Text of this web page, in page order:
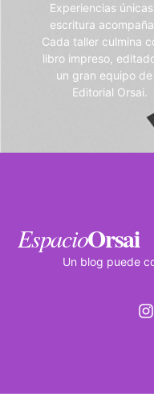
Experiencias
escritura
Cada taller culmina
libro impreso,
un gran equipo de
Editorial Orsai.
EspacioOrsai
Un blog puede